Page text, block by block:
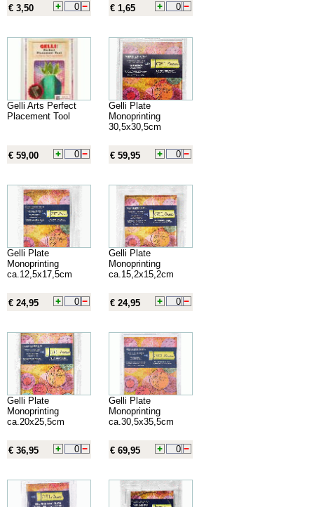
€ 3,50 € 1,65
Gelli Arts Perfect
Placement Tool
€ 59,00
Gelli Plate
Monoprinting
30,5x30,5cm
€ 59,95
Gelli Plate
Monoprinting
ca.12,5x17,5cm
€ 24,95
Gelli Plate
Monoprinting
ca.15,2x15,2cm
€ 24,95
Gelli Plate
Monoprinting
ca.20x25,5cm
€ 36,95
Gelli Plate
Monoprinting
ca.30,5x35,5cm
€ 69,95